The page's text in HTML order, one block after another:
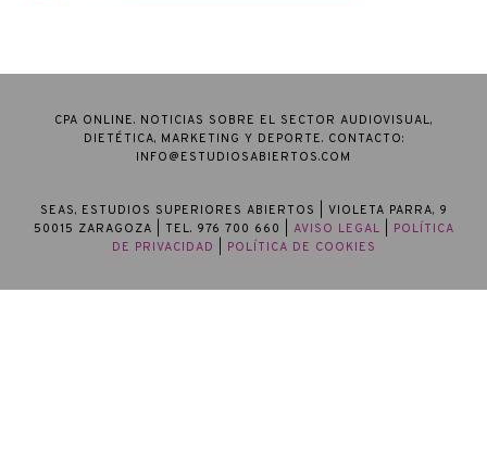
CPA ONLINE. NOTICIAS SOBRE EL SECTOR AUDIOVISUAL,
DIETÉTICA, MARKETING Y DEPORTE. CONTACTO:
INFO@ESTUDIOSABIERTOS.COM
SEAS, ESTUDIOS SUPERIORES ABIERTOS
| VIOLETA PARRA, 9
50015 ZARAGOZA | TEL. 976 700 660 | AVISO LEGAL
POLÍTICA
DE PRIVACIDAD
POLÍTICA DE COOKIES